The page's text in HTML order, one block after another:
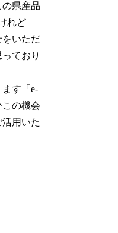
県産品
れど
をいただ
ており
す「e-
の機会
用いた